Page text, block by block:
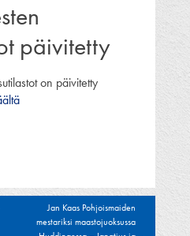
päivitetty
on päivitetty
Jan Kaas Pohjoismaiden
mestariksi maastojuoksussa